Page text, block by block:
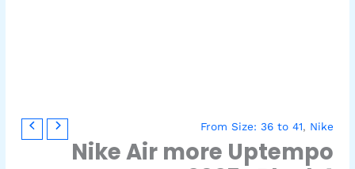
From Size: 36 to 41, Nike
Nike Air more Uptempo
السعر
الأصلي
هو:
هو:
كمية
Air